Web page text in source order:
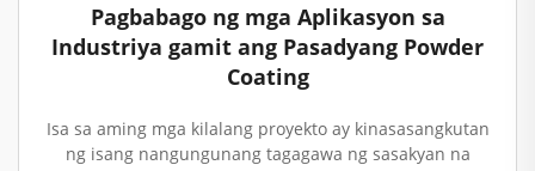
Pagbabago ng mga Aplikasyon sa
Industriya gamit ang Pasadyang Powder
Coating
Isa sa aming mga kilalang proyekto ay kinasasangkutan
ng isang nangungunang tagagawa ng sasakyan na